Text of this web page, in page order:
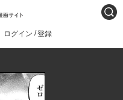
更新！あなたの声
サイト
ログイン /登録
検索